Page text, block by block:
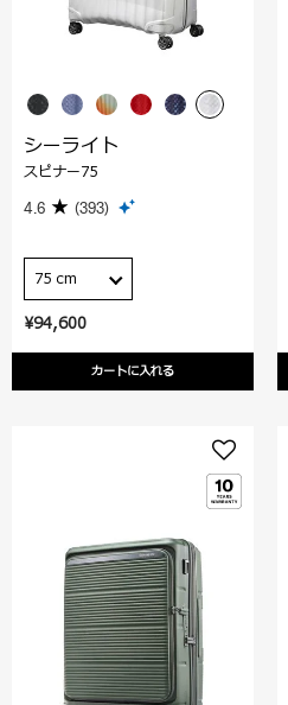
¥94,600
カートに入れる
シーライト
スピナー75
4.6 (393)
75 cm